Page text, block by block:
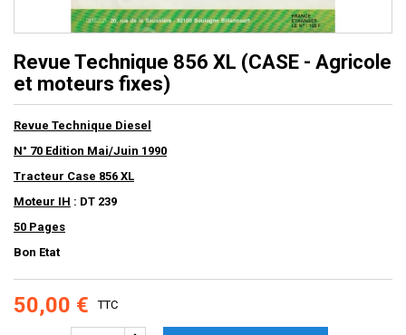
Revue Technique 856 XL (CASE - Agricole
et moteurs fixes)
Revue Technique Diesel
N° 70 Edition Mai/Juin 1990
Tracteur Case 856 XL
Moteur IH : DT 239
50 Pages
Bon Etat
50,00 € TTC